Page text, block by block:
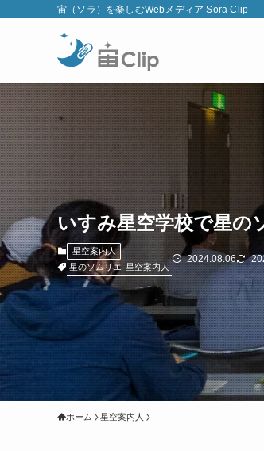
宙（ソラ）を楽しむWebメディア Sora Clip
いすみ星空学校で星の
星空案内人
星のソムリエ 星空案内人
2024.08.06
ホーム 星空案内人